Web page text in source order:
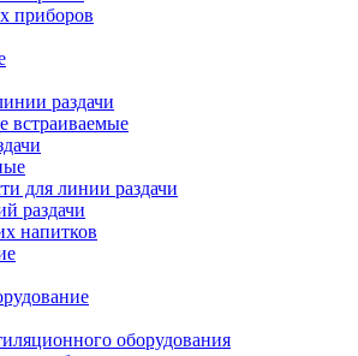
приборов
раздачи
встраиваемые
для линии раздачи
раздачи
напитков
оборудования